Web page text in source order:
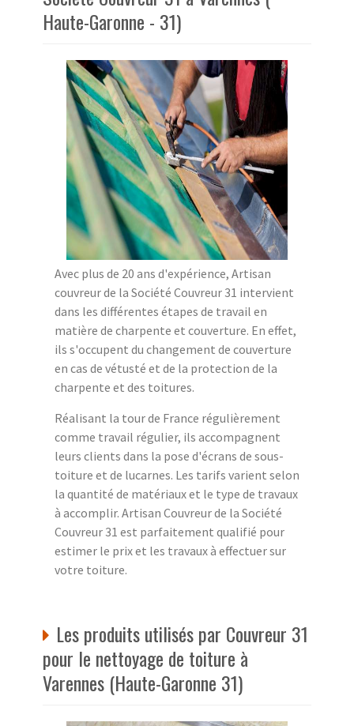
Haute-Garonne - 31)
Avec plus de 20 ans d'expérience, Artisan
couvreur de la Société Couvreur 31 intervient
dans les différentes étapes de travail en
matière de charpente et couverture. En effet,
ils s'occupent du changement de couverture
en cas de vétusté et de la protection de la
charpente et des toitures.
Réalisant la tour de France régulièrement
comme travail régulier, ils accompagnent
leurs clients dans la pose d'écrans de sous-
toiture et de lucarnes. Les tarifs varient selon
la quantité de matériaux et le type de travaux
à accomplir. Artisan Couvreur de la Société
Couvreur 31 est parfaitement qualifié pour
estimer le prix et les travaux à effectuer sur
votre toiture.
Les produits utilisés par Couvreur 31
pour le nettoyage de toiture à
Varennes (Haute-Garonne 31)